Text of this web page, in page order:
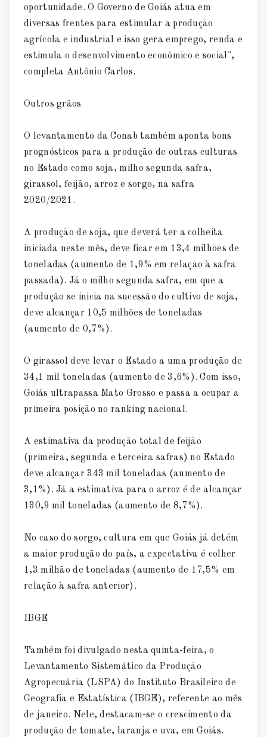
oportunidade. O Governo de Goiás atua em
diversas frentes para estimular a produção
agrícola e industrial e isso gera emprego, renda e
estimula o desenvolvimento econômico e social",
completa Antônio Carlos.
Outros grãos
O levantamento da Conab também aponta bons
prognósticos para a produção de outras culturas
no Estado como soja, milho segunda safra,
girassol, feijão, arroz e sorgo, na safra
2020/2021.
A produção de soja, que deverá ter a colheita
iniciada neste mês, deve ficar em 13,4 milhões de
toneladas (aumento de 1,9% em relação à safra
passada). Já o milho segunda safra, em que a
produção se inicia na sucessão do cultivo de soja,
deve alcançar 10,5 milhões de toneladas
(aumento de 0,7%).
O girassol deve levar o Estado a uma produção de
34,1 mil toneladas (aumento de 3,6%). Com isso,
Goiás ultrapassa Mato Grosso e passa a ocupar a
primeira posição no ranking nacional.
A estimativa da produção total de feijão
(primeira, segunda e terceira safras) no Estado
deve alcançar 343 mil toneladas (aumento de
3,1%). Já a estimativa para o arroz é de alcançar
130,9 mil toneladas (aumento de 8,7%).
No caso do sorgo, cultura em que Goiás já detém
a maior produção do país, a expectativa é colher
1,3 milhão de toneladas (aumento de 17,5% em
relação à safra anterior).
IBGE
Também foi divulgado nesta quinta-feira, o
Levantamento Sistemático da Produção
Agropecuária (LSPA) do Instituto Brasileiro de
Geografia e Estatística (IBGE), referente ao mês
de janeiro. Nele, destacam-se o crescimento da
produção de tomate, laranja e uva, em Goiás.